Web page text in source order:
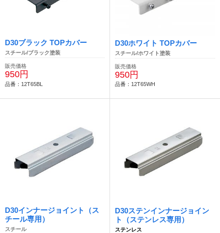
D30ブラック TOPカバー
スチール/ブラック塗装
販売価格
950円
品番：12T65BL
D30ホワイト TOPカバー
スチール/ホワイト塗装
販売価格
950円
品番：12T65WH
D30インナージョイント（ス
チール専用）
スチール
D30ステンインナージョイン
ト（ステンレス専用）
ステンレス